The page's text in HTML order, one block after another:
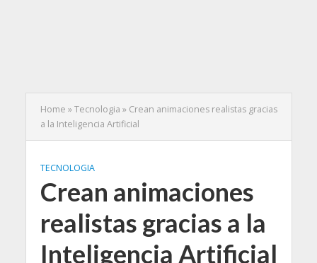
Home »Tecnologia » Crean animaciones realistas gracias
a la Inteligencia Artificial
TECNOLOGIA
Crean animaciones
realistas gracias a la
Inteligencia Artificial